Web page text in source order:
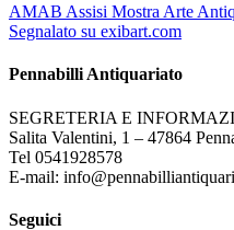
AMAB Assisi Mostra Arte
Segnalato su exibart.com
Pennabilli Antiquariato
SEGRETERIA E
Salita Valentini, 1 – 47864
Tel 0541928578
E-mail:
Seguici